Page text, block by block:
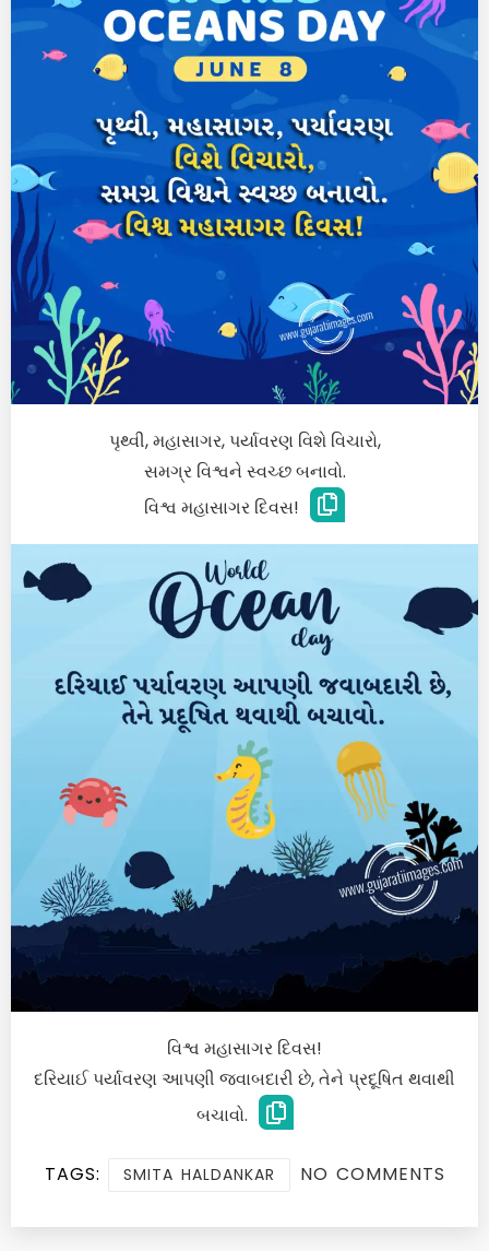
પૃથ્વી, મહાસાગર, પર્યાવરણ વિશે વિચારો,
સમગ્ર વિશ્વને સ્વચ્છ બનાવો.
વિશ્વ મહાસાગર દિવસ!
વિશ્વ મહાસાગર દિવસ!
દરિયાઈ પર્યાવરણ આપણી જવાબદારી છે, તેને પ્રદૂષિત થવાથી
બચાવો.
TAGS: SMITA HALDANKAR NO COMMENTS